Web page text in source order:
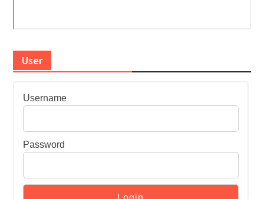
User
Username
Password